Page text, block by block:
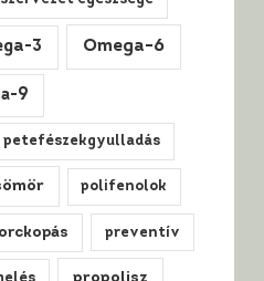
3 Omega-6
9
petefészekgyulladás
polifenolok
preventív